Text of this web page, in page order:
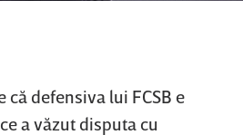
că defensiva lui FCSB e
a văzut disputa cu